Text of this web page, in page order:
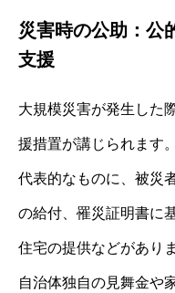
災害時の公助：公
支援
大規模災害が発生した
援措置が講じられます。
代表的なものに、被災
の給付、罹災証明書に
住宅の提供などがありま
自治体独自の見舞金や